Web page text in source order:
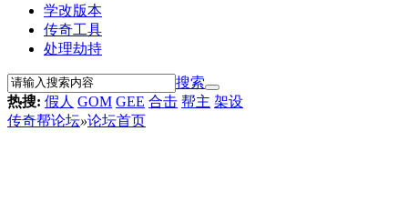
学改版本
传奇工具
处理劫持
搜索
热搜: 假人 GOM GEE 合击 帮主 架设
传奇帮论坛»论坛首页